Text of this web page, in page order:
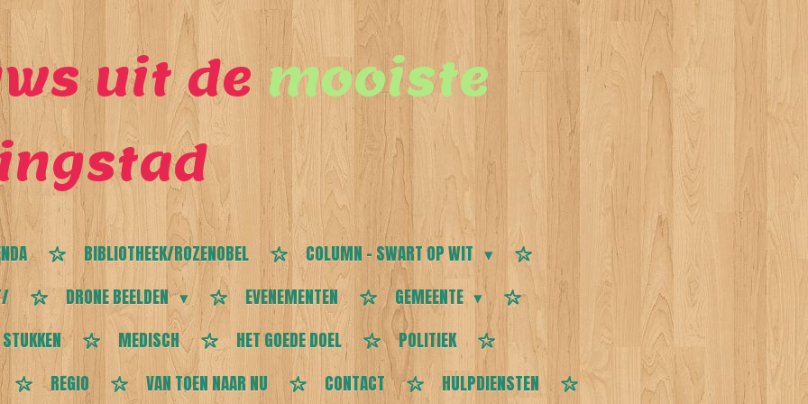
uit demooiste
BIBLIOTHEEK/ROZENOBEL
COLUMN - SWART OP WIT
DRONE BEELDEN EVENEMENTEN
GEMEENTE
MEDISCH HET GOEDE DOEL
POLITIEK
REGIO VAN TOEN NAAR NU CONTACT
HULPDIENSTEN